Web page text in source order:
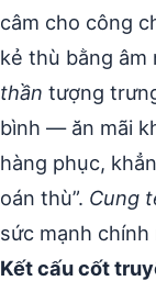
câm cho công
kẻ thù bằng âm
thần tượng
bình — ăn mãi
hàng phục,
oán thù”. Cung
sức mạnh
Kết cấu cốt